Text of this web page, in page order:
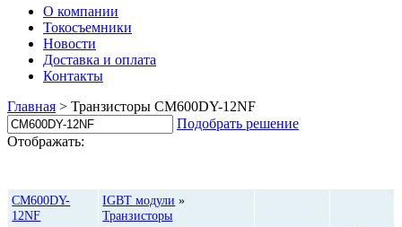
О компании
Токосъемники
Новости
Доставка и оплата
Контакты
Главная > Транзисторы CM600DY-12NF
Подобрать решение
Отображать:
CM600DY-
12NF
IGBT модули »
Транзисторы